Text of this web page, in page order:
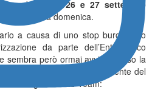
weekend del26 e 27 settembre
per la domenica.
a causa di uno stop burocratico
da parte dell’Ente Parco
sembra però ormai avviata verso la
da
, presidente del
Mongibello Mtb Team: